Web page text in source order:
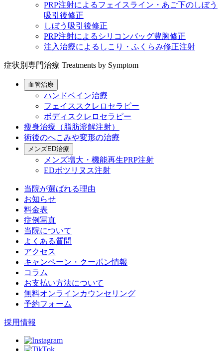
PRP注射によるフェイスライン・あご下のしぼう
吸引後修正
しぼう吸引後修正
PRP注射によるシリコンバッグ豊胸修正
注入治療によるしこり・ふくらみ修正注射
症状別専門治療 Treatments by Symptom
血管治療
ハンドベイン治療
フェイススクレロセラピー
ボディスクレロセラピー
痩身治療（脂肪溶解注射）
術後のへこみや変形の治療
メンズED治療
メンズ増大・機能再生PRP注射
EDボツリヌス注射
当院が選ばれる理由
お知らせ
料金表
症例写真
当院について
よくある質問
アクセス
キャンペーン・クーポン情報
コラム
お支払い方法について
無料オンラインカウンセリング
予約フォーム
採用情報